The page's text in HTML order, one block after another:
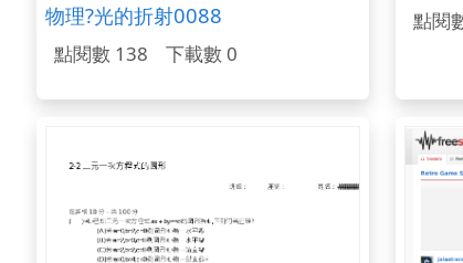
物理?光的折射0088
點閱數 138 下載數 0
點閱